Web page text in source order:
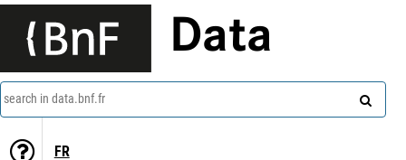
Data
search in data.bnf.fr
FR